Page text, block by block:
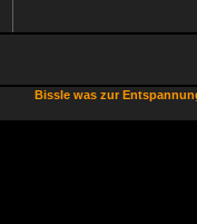
Bissle was zur